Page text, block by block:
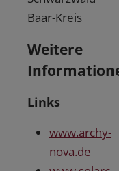
Baar-Kreis
Weitere
Links
www.archy-
nova.de